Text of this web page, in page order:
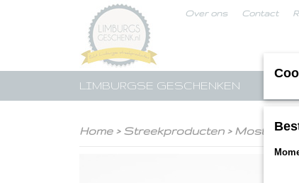
Over ons Contact
LIMBURGSE GESCHENKEN
Home> Streekproducten> Mosterd>